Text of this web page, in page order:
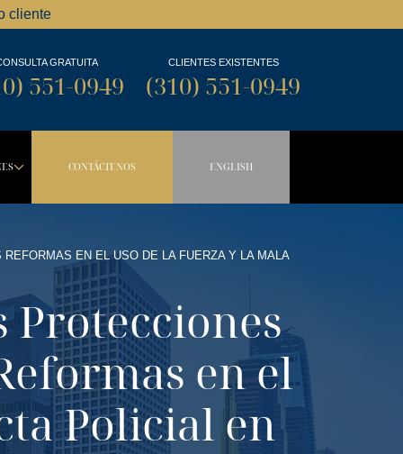
cliente
GRATUITA
551-0949
CLIENTES EXISTENTES
(310) 551-0949
CONTÁCTENOS ENGLISH
EN EL USO DE LA FUERZA Y LA MALA
Protecciones
en el
Policial en